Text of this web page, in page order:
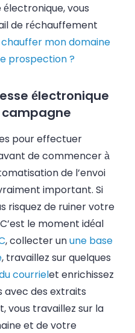
vous
de réchauffement
mon domaine
prospection ?
électronique
campagne
pour effectuer
de commencer à
de l’envoi
important. Si
risquez de ruiner votre
le moment idéal
, collecter unune base
, travaillez sur quelques
courrielet enrichissez
des extraits
vous travaillez sur la
et de votre